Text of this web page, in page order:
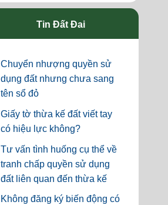
Tin Đất Đai
Chuyển nhượng quyền sử
dụng đất nhưng chưa sang
tên sổ đỏ
Giấy tờ thừa kế đất viết tay
có hiệu lực không?
Tư vấn tình huống cụ thể về
tranh chấp quyền sử dụng
đất liên quan đến thừa kế
Không đăng ký biến động có